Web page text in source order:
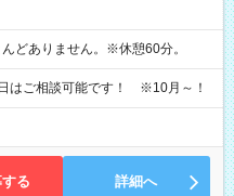
ありません。※休憩60分。
ご相談可能です！ ※10月～！
る 詳細へ